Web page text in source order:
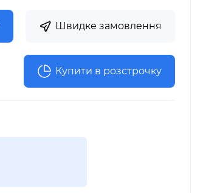
Швидке замовлення
Купити в розстрочку